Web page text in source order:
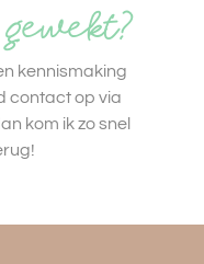
kennismaking
contact op via
kom ik zo snel